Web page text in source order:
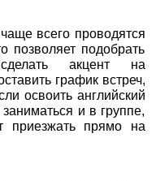
всего проводятся
позволяет подобрать
акцент на
график встреч,
освоить английский
и в группе,
приезжать прямо на